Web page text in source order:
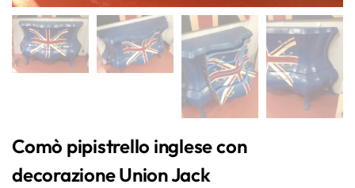
Comò pipistrello inglese con
decorazione Union Jack